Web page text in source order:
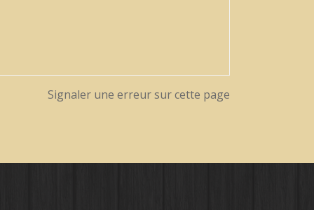
Signaler une erreur sur cette page